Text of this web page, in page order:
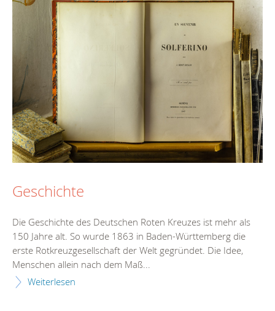
Geschichte
Die Geschichte des Deutschen Roten Kreuzes ist mehr als
150 Jahre alt. So wurde 1863 in Baden-Württemberg die
erste Rotkreuzgesellschaft der Welt gegründet. Die Idee,
Menschen allein nach dem Maß...
Weiterlesen